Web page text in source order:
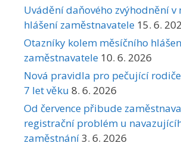
Uvádění daňového zvýhodnění v
hlášení zaměstnavatele 15. 6.
Otazníky kolem měsíčního
zaměstnavatele 10. 6. 2026
Nová pravidla pro pečující
7 let věku 8. 6. 2026
Od července přibude
registrační problém u
zaměstnání3. 6. 2026